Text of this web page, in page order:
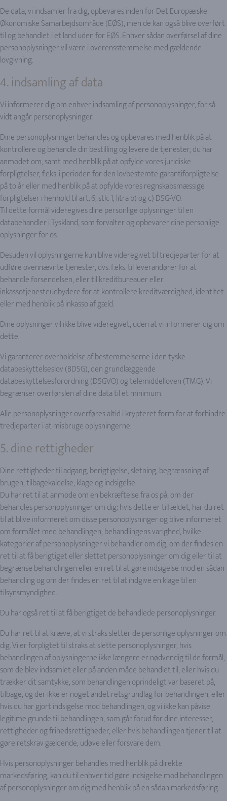
De data, vi indsamler fra dig, opbevares inden for Det Europæiske
Økonomiske Samarbejdsområde (EØS), men de kan også blive overført
til og behandlet i et land uden for EØS. Enhver sådan overførsel af dine
personoplysninger vil være i overensstemmelse med gældende
lovgivning.
4. indsamling af data
Vi informerer dig om enhver indsamling af personoplysninger, for så
vidt angår personoplysninger.
Dine personoplysninger behandles og opbevares med henblik på at
kontrollere og behandle din bestilling og levere de tjenester, du har
anmodet om, samt med henblik på at opfylde vores juridiske
forpligtelser, f.eks. i perioden for den lovbestemte garantiforpligtelse
på to år eller med henblik på at opfylde vores regnskabsmæssige
forpligtelser i henhold til art. 6, stk. 1, litra b) og c) DSG-VO.
Til dette formål videregives dine personlige oplysninger til en
databehandler i Tyskland, som forvalter og opbevarer dine personlige
oplysninger for os.
Desuden vil oplysningerne kun blive videregivet til tredjeparter for at
udføre ovennævnte tjenester, dvs. f.eks. til leverandører for at
behandle forsendelsen, eller til kreditbureauer eller
inkassotjenesteudbydere for at kontrollere kreditværdighed, identitet
eller med henblik på inkasso af gæld.
Dine oplysninger vil ikke blive videregivet, uden at vi informerer dig om
dette.
Vi garanterer overholdelse af bestemmelserne i den tyske
databeskyttelseslov (BDSG), den grundlæggende
databeskyttelsesforordning (DSGVO) og telemiddelloven (TMG). Vi
begrænser overførslen af dine data til et minimum.
Alle personoplysninger overføres altid i krypteret form for at forhindre
tredjeparter i at misbruge oplysningerne.
5. dine rettigheder
Dine rettigheder til adgang, berigtigelse, sletning, begrænsning af
brugen, tilbagekaldelse, klage og indsigelse.
Du har ret til at anmode om en bekræftelse fra os på, om der
behandles personoplysninger om dig; hvis dette er tilfældet, har du ret
til at blive informeret om disse personoplysninger og blive informeret
om formålet med behandlingen, behandlingens varighed, hvilke
kategorier af personoplysninger vi behandler om dig, om der findes en
ret til at få berigtiget eller slettet personoplysninger om dig eller til at
begrænse behandlingen eller en ret til at gøre indsigelse mod en sådan
behandling og om der findes en ret til at indgive en klage til en
tilsynsmyndighed.
Du har også ret til at få berigtiget de behandlede personoplysninger.
Du har ret til at kræve, at vi straks sletter de personlige oplysninger om
dig. Vi er forpligtet til straks at slette personoplysninger, hvis
behandlingen af oplysningerne ikke længere er nødvendig til de formål,
som de blev indsamlet eller på anden måde behandlet til, eller hvis du
trækker dit samtykke, som behandlingen oprindeligt var baseret på,
tilbage, og der ikke er noget andet retsgrundlag for behandlingen, eller
hvis du har gjort indsigelse mod behandlingen, og vi ikke kan påvise
legitime grunde til behandlingen, som går forud for dine interesser,
rettigheder og frihedsrettigheder, eller hvis behandlingen tjener til at
gøre retskrav gældende, udøve eller forsvare dem.
Hvis personoplysninger behandles med henblik på direkte
markedsføring, kan du til enhver tid gøre indsigelse mod behandlingen
af personoplysninger om dig med henblik på en sådan markedsføring.